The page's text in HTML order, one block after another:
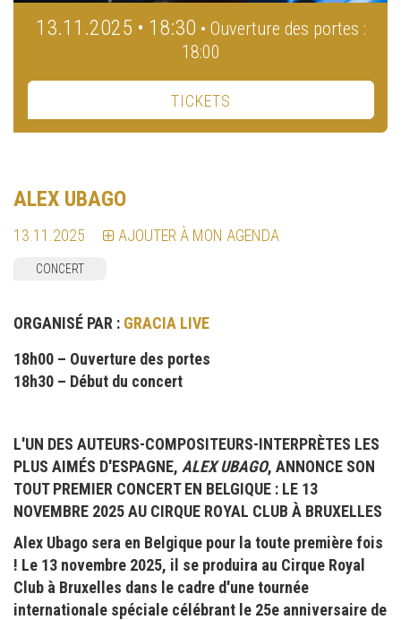
13.11.2025 • 18:30 • Ouverture des portes :
18:00
TICKETS
ALEX UBAGO
13.11.2025 AJOUTER À MON AGENDA
CONCERT
ORGANISÉ PAR : GRACIA LIVE
18h00 – Ouverture des portes
18h30 – Début du concert
L'UN DES AUTEURS-COMPOSITEURS-INTERPRÈTES LES
PLUS AIMÉS D'ESPAGNE, ALEX UBAGO, ANNONCE SON
TOUT PREMIER CONCERT EN BELGIQUE : LE 13
NOVEMBRE 2025 AU CIRQUE ROYAL CLUB À BRUXELLES
Alex Ubago sera en Belgique pour la toute première fois
! Le 13 novembre 2025, il se produira au Cirque Royal
Club à Bruxelles dans le cadre d'une tournée
internationale spéciale célébrant le 25e anniversaire de